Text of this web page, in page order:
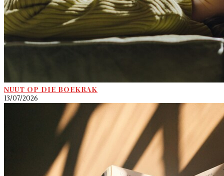
NUUT OP DIE BOEKRAK
13/07/2026